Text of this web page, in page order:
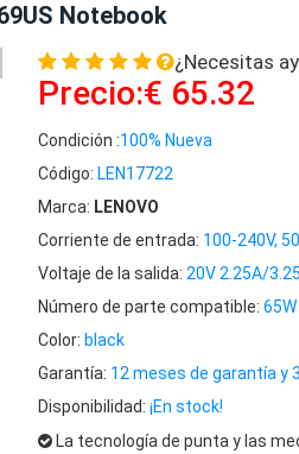
Notebook
¿Necesitas
Precio:€ 65.32
Condición :100% Nueva
Código: LEN17722
Marca: LENOVO
Corriente de entrada: 100-240V,
Voltaje de la salida: 20V 2.25A/
Número de parte compatible: 65W
Color: black
Garantía: 12 meses de garantía y
Disponibilidad: ¡En stock!
La tecnología de punta y las